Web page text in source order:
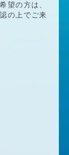
望の方は、
の上でご来